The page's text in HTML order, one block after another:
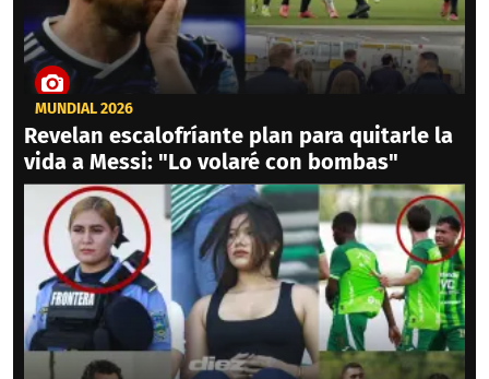
MUNDIAL 2026
Revelan escalofríante plan para quitarle la
vida a Messi: "Lo volaré con bombas"